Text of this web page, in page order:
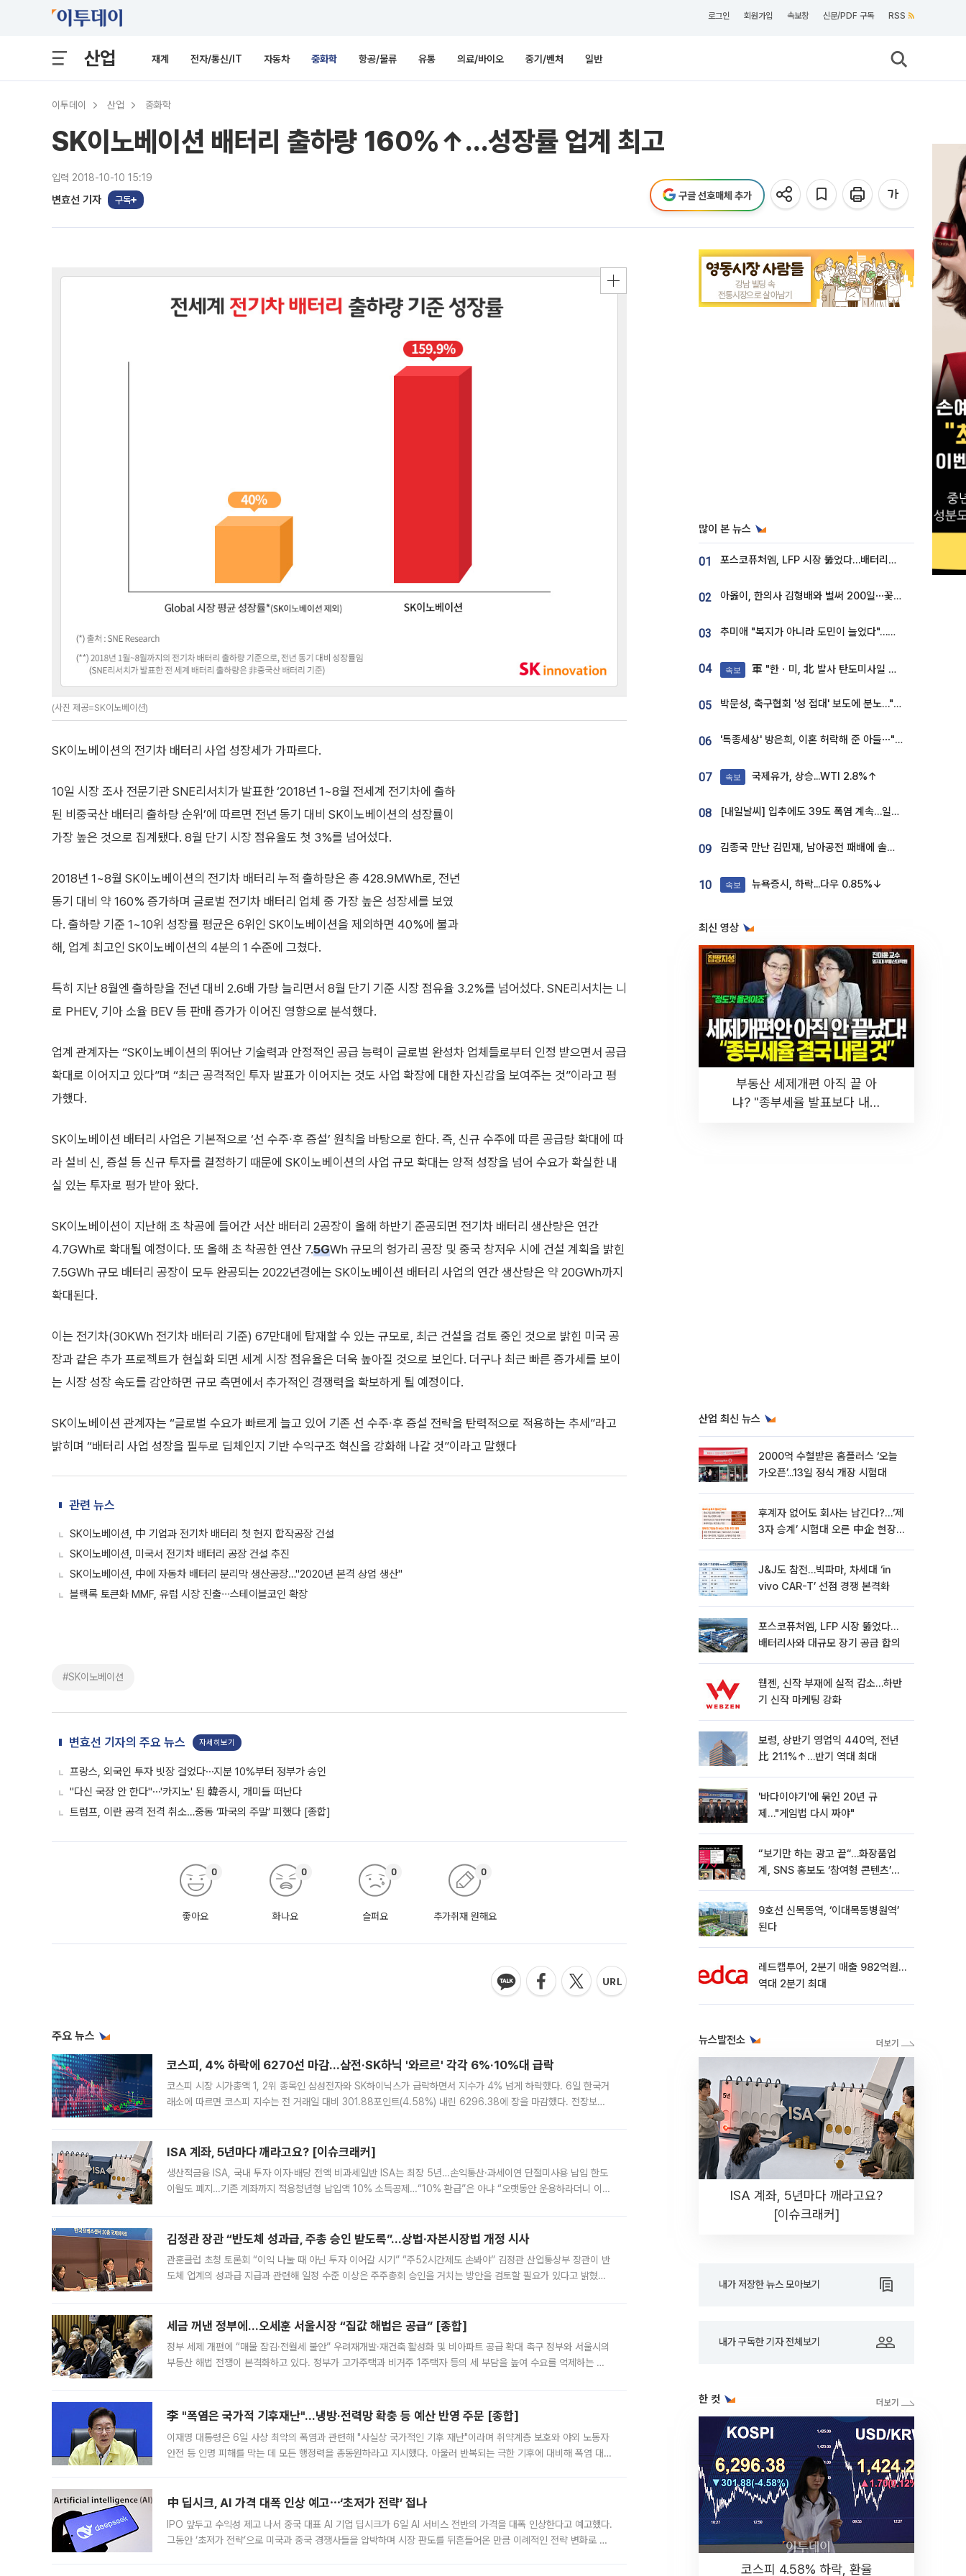
로그인 회원가입 속보창 신문/PDF 구독 RSS
산업 재계 전자/통신/IT 자동차 중화학 항공/물류 유통 의료/바이오 중기/벤처 일반
이투데이 산업 중화학
SK이노베이션 배터리 출하량 160%↑…성장률 업계 최고
입력 2018-10-10 15:19
변효선 기자 구독 구글 선호매체 추가
(사진 제공=SK이노베이션)
SK이노베이션의 전기차 배터리 사업 성장세가 가파르다.
10일 시장 조사 전문기관 SNE리서치가 발표한 ‘2018년 1~8월 전세계 전기차에 출하
된 비중국산 배터리 출하량 순위’에 따르면 전년 동기 대비 SK이노베이션의 성장률이
가장 높은 것으로 집계됐다. 8월 단기 시장 점유율도 첫 3%를 넘어섰다.
2018년 1~8월 SK이노베이션의 전기차 배터리 누적 출하량은 총 428.9MWh로, 전년
동기 대비 약 160% 증가하며 글로벌 전기차 배터리 업체 중 가장 높은 성장세를 보였
다. 출하량 기준 1~10위 성장률 평균은 6위인 SK이노베이션을 제외하면 40%에 불과
해, 업계 최고인 SK이노베이션의 4분의 1 수준에 그쳤다.
특히 지난 8월엔 출하량을 전년 대비 2.6배 가량 늘리면서 8월 단기 기준 시장 점유율 3.2%를 넘어섰다. SNE리서치는 니
로 PHEV, 기아 소율 BEV 등 판매 증가가 이어진 영향으로 분석했다.
업계 관계자는 “SK이노베이션의 뛰어난 기술력과 안정적인 공급 능력이 글로벌 완성차 업체들로부터 인정 받으면서 공급
확대로 이어지고 있다”며 “최근 공격적인 투자 발표가 이어지는 것도 사업 확장에 대한 자신감을 보여주는 것”이라고 평
가했다.
SK이노베이션 배터리 사업은 기본적으로 ‘선 수주∙후 증설’ 원칙을 바탕으로 한다. 즉, 신규 수주에 따른 공급량 확대에 따
라 설비 신, 증설 등 신규 투자를 결정하기 때문에 SK이노베이션의 사업 규모 확대는 양적 성장을 넘어 수요가 확실한 내
실 있는 투자로 평가 받아 왔다.
SK이노베이션이 지난해 초 착공에 들어간 서산 배터리 2공장이 올해 하반기 준공되면 전기차 배터리 생산량은 연간
4.7GWh로 확대될 예정이다. 또 올해 초 착공한 연산 7.5GWh 규모의 헝가리 공장 및 중국 창저우 시에 건설 계획을 밝힌
7.5GWh 규모 배터리 공장이 모두 완공되는 2022년경에는 SK이노베이션 배터리 사업의 연간 생산량은 약 20GWh까지
확대된다.
이는 전기차(30KWh 전기차 배터리 기준) 67만대에 탑재할 수 있는 규모로, 최근 건설을 검토 중인 것으로 밝힌 미국 공
장과 같은 추가 프로젝트가 현실화 되면 세계 시장 점유율은 더욱 높아질 것으로 보인다. 더구나 최근 빠른 증가세를 보이
는 시장 성장 속도를 감안하면 규모 측면에서 추가적인 경쟁력을 확보하게 될 예정이다.
SK이노베이션 관계자는 “글로벌 수요가 빠르게 늘고 있어 기존 선 수주∙후 증설 전략을 탄력적으로 적용하는 추세”라고
밝히며 “배터리 사업 성장을 필두로 딥체인지 기반 수익구조 혁신을 강화해 나갈 것”이라고 말했다
관련 뉴스
SK이노베이션, 中 기업과 전기차 배터리 첫 현지 합작공장 건설
SK이노베이션, 미국서 전기차 배터리 공장 건설 추진
SK이노베이션, 中에 자동차 배터리 분리막 생산공장…"2020년 본격 상업 생산"
블랙록 토큰화 MMF, 유럽 시장 진출∙∙∙스테이블코인 확장
#SK이노베이션
변효선 기자의 주요 뉴스 자세히보기
프랑스, 외국인 투자 빗장 걸었다⋯지분 10%부터 정부가 승인
"다신 국장 안 한다"⋯'카지노' 된 韓증시, 개미들 떠난다
트럼프, 이란 공격 전격 취소…중동 ‘파국의 주말’ 피했다 [종합]
좋아요
0
화나요
0
슬퍼요
0
추가취재 원해요
0
주요 뉴스
코스피, 4% 하락에 6270선 마감…삼전·SK하닉 '와르르' 각각 6%·10%대 급락
코스피 시장 시가총액 1, 2위 종목인 삼성전자와 SK하이닉스가 급락하면서 지수가 4% 넘게 하락했다. 6일 한국거
래소에 따르면 코스피 지수는 전 거래일 대비 301.88포인트(4.58%) 내린 6296.38에 장을 마감했다. 전장보다
ISA 계좌, 5년마다 깨라고요? [이슈크래커]
생산적금융 ISA, 국내 투자 이자·배당 전액 비과세일반 ISA는 최장 5년…손익통산·과세이연 단절미사용 납입 한도
이월도 폐지…기존 계좌까지 적용청년형 납입액 10% 소득공제…“10% 환급”은 아냐 “오랫동안 운용하라더니 이제
김정관 장관 “반도체 성과급, 주총 승인 받도록”…상법·자본시장법 개정 시사
관훈클럽 초청 토론회 “이익 나눌 때 아닌 투자 이어갈 시기” “주52시간제도 손봐야” 김정관 산업통상부 장관이 반
도체 업계의 성과급 지급과 관련해 일정 수준 이상은 주주총회 승인을 거치는 방안을 검토할 필요가 있다고 밝혔다.
세금 꺼낸 정부에…오세훈 서울시장 “집값 해법은 공급” [종합]
정부 세제 개편에 “매물 잠김·전월세 불안” 우려재개발·재건축 활성화 및 비아파트 공급 확대 촉구 정부와 서울시의
부동산 해법 전쟁이 본격화하고 있다. 정부가 고가주택과 비거주 1주택자 등의 세 부담을 높여 수요를 억제하는 카
李 "폭염은 국가적 기후재난"…냉방·전력망 확충 등 예산 반영 주문 [종합]
이재명 대통령은 6일 사상 최악의 폭염과 관련해 "사실상 국가적인 기후 재난"이라며 취약계층 보호와 야외 노동자
안전 등 인명 피해를 막는 데 모든 행정력을 총동원하라고 지시했다. 아울러 반복되는 극한 기후에 대비해 폭염 대응
中 딥시크, AI 가격 대폭 인상 예고⋯‘초저가 전략’ 접나
IPO 앞두고 수익성 제고 나서 중국 대표 AI 기업 딥시크가 6일 AI 서비스 전반의 가격을 대폭 인상한다고 예고했다.
그동안 ‘초저가 전략’으로 미국과 중국 경쟁사들을 압박하며 시장 판도를 뒤흔들어온 만큼 이례적인 전략 변화로 평
많이 본 뉴스
01 포스코퓨처엠, LFP 시장 뚫었다…배터리사와 대규모 장기 공급 합의
02 아옳이, 한의사 김형배와 벌써 200일⋯꽃다발 들고 "프러포즈 아냐"
03 추미애 "복지가 아니라 도민이 늘었다"…재정난 책임론 정면돌파
04 속보 軍 "한ㆍ미, 北 발사 탄도미사일 제원 정밀분석 중"
05 박문성, 축구협회 '성 접대' 보도에 분노…"다 말아먹으려고 작정했나"
06 '특종세상' 방은희, 이혼 허락해 준 아들⋯"너무 잘 커줬다" 오열
07 속보 국제유가, 상승...WTI 2.8%↑
08 [내일날씨] 입추에도 39도 폭염 계속…일부 지역 소나기
09 김종국 만난 김민재, 남아공전 패배에 솔직한 속내⋯"선수들도 못하긴 했다"
10 속보 뉴욕증시, 하락...다우 0.85%↓
최신 영상
부동산 세제개편 아직 끝 아
냐? "종부세율 발표보다 내릴
산업 최신 뉴스
2000억 수혈받은 홈플러스 ‘오늘
가오픈’...13일 정식 개장 시험대
후계자 없어도 회사는 남긴다?…‘제
3자 승계’ 시험대 오른 中企 현장
J&J도 참전…빅파마, 차세대 ‘in
vivo CAR-T’ 선점 경쟁 본격화
포스코퓨처엠, LFP 시장 뚫었다…
배터리사와 대규모 장기 공급 합의
웹젠, 신작 부재에 실적 감소…하반
기 신작 마케팅 강화
보령, 상반기 영업익 440억, 전년
比 21.1%↑…반기 역대 최대
'바다이야기'에 묶인 20년 규
제…"게임법 다시 짜야"
“보기만 하는 광고 끝“…화장품업
계, SNS 홍보도 ‘참여형 콘텐츠’로
9호선 신목동역, ‘이대목동병원역’
된다
레드캡투어, 2분기 매출 982억원…
역대 2분기 최대
뉴스발전소
ISA 계좌, 5년마다 깨라고요?
[이슈크래커]
내가 저장한 뉴스 모아보기
내가 구독한 기자 전체보기
한 컷
코스피 4.58% 하락, 환율